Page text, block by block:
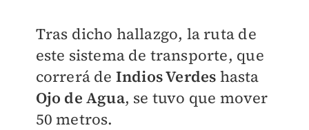
Tras dicho hallazgo, la ruta de
este sistema de transporte, que
correrá de Indios Verdes hasta
Ojo de Agua, se tuvo que mover
50 metros.